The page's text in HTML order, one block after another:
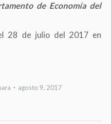
de Economía del
28 de julio del 2017 en
agosto 9, 2017